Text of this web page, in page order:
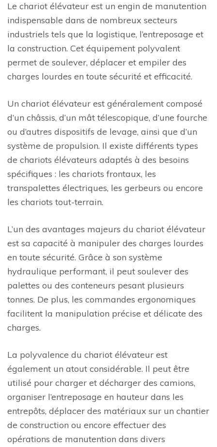
Le chariot élévateur est un engin de manutention
indispensable dans de nombreux secteurs
industriels tels que la logistique, l’entreposage et
la construction. Cet équipement polyvalent
permet de soulever, déplacer et empiler des
charges lourdes en toute sécurité et efficacité.
Un chariot élévateur est généralement composé
d’un châssis, d’un mât télescopique, d’une fourche
ou d’autres dispositifs de levage, ainsi que d’un
système de propulsion. Il existe différents types
de chariots élévateurs adaptés à des besoins
spécifiques : les chariots frontaux, les
transpalettes électriques, les gerbeurs ou encore
les chariots tout-terrain.
L’un des avantages majeurs du chariot élévateur
est sa capacité à manipuler des charges lourdes
en toute sécurité. Grâce à son système
hydraulique performant, il peut soulever des
palettes ou des conteneurs pesant plusieurs
tonnes. De plus, les commandes ergonomiques
facilitent la manipulation précise et délicate des
charges.
La polyvalence du chariot élévateur est
également un atout considérable. Il peut être
utilisé pour charger et décharger des camions,
organiser l’entreposage en hauteur dans les
entrepôts, déplacer des matériaux sur un chantier
de construction ou encore effectuer des
opérations de manutention dans divers